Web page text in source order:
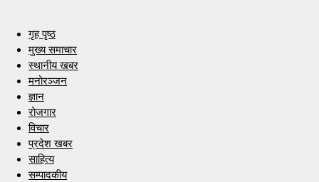
गृह पृष्ठ
मुख्य समाचार
स्थानीय खबर
मनोरञ्जन
ज्ञान
रोजगार
विचार
प्रदेश खबर
साहित्य
सम्पादकीय